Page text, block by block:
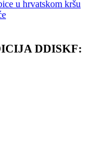
u hrvatskom kršu
DDISKF: